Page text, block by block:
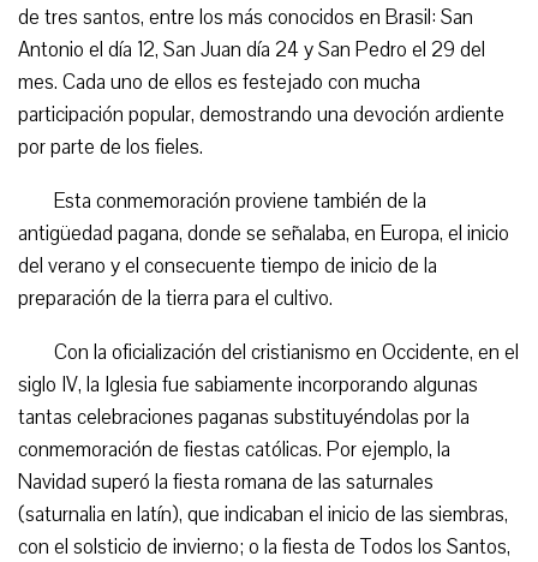
de tres santos, entre los más conocidos en Brasil: San
Antonio el día 12, San Juan día 24 y San Pedro el 29 del
mes. Cada uno de ellos es festejado con mucha
participación popular, demostrando una devoción ardiente
por parte de los fieles.
Esta conmemoración proviene también de la
antigüedad pagana, donde se señalaba, en Europa, el inicio
del verano y el consecuente tiempo de inicio de la
preparación de la tierra para el cultivo.
Con la oficialización del cristianismo en Occidente, en el
siglo IV, la Iglesia fue sabiamente incorporando algunas
tantas celebraciones paganas substituyéndolas por la
conmemoración de fiestas católicas. Por ejemplo, la
Navidad superó la fiesta romana de las saturnales
(saturnalia en latín), que indicaban el inicio de las siembras,
con el solsticio de invierno; o la fiesta de Todos los Santos,